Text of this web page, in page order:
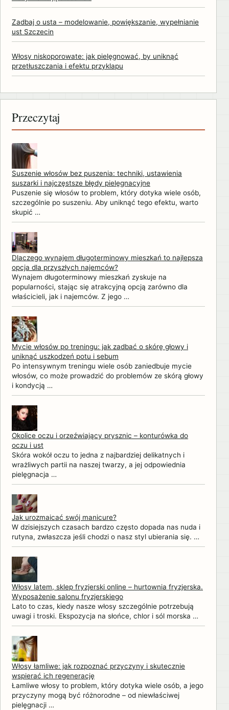
Zadbaj o usta – modelowanie, powiększanie, wypełnianie
ust Szczecin
Włosy niskoporowate: jak pielęgnować, by uniknąć
przetłuszczania i efektu przyklapu
Przeczytaj
Suszenie włosów bez puszenia: techniki, ustawienia
suszarki i najczęstsze błędy pielęgnacyjne
Puszenie się włosów to problem, który dotyka wiele osób,
szczególnie po suszeniu. Aby uniknąć tego efektu, warto
skupić …
Dlaczego wynajem długoterminowy mieszkań to najlepsza
opcja dla przyszłych najemców?
Wynajem długoterminowy mieszkań zyskuje na
popularności, stając się atrakcyjną opcją zarówno dla
właścicieli, jak i najemców. Z jego …
Mycie włosów po treningu: jak zadbać o skórę głowy i
uniknąć uszkodzeń potu i sebum
Po intensywnym treningu wiele osób zaniedbuje mycie
włosów, co może prowadzić do problemów ze skórą głowy
i kondycją …
Okolice oczu i orzeźwiający prysznic – konturówka do
oczu i ust
Skóra wokół oczu to jedna z najbardziej delikatnych i
wrażliwych partii na naszej twarzy, a jej odpowiednia
pielęgnacja …
Jak urozmaicać swój manicure?
W dzisiejszych czasach bardzo często dopada nas nuda i
rutyna, zwłaszcza jeśli chodzi o nasz styl ubierania się. …
Włosy latem, sklep fryzjerski online – hurtownia fryzjerska.
Wyposażenie salonu fryzjerskiego
Lato to czas, kiedy nasze włosy szczególnie potrzebują
uwagi i troski. Ekspozycja na słońce, chlor i sól morska …
Włosy łamliwe: jak rozpoznać przyczyny i skutecznie
wspierać ich regenerację
Łamliwe włosy to problem, który dotyka wiele osób, a jego
przyczyny mogą być różnorodne – od niewłaściwej
pielęgnacji …